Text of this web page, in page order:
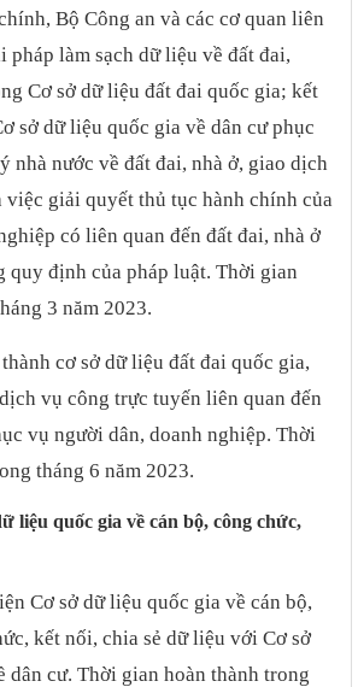
Bộ Công an và các cơ quan liên
pháp làm sạch dữ liệu về đất đai,
Cơ sở dữ liệu đất đai quốc gia; kết
sở dữ liệu quốc gia về dân cư phục
nhà nước về đất đai, nhà ở, giao dịch
giải quyết thủ tục hành chính của
có liên quan đến đất đai, nhà ở
quy định của pháp luật. Thời gian
3 năm 2023.
cơ sở dữ liệu đất đai quốc gia,
vụ công trực tuyến liên quan đến
vụ người dân, doanh nghiệp. Thời
tháng 6 năm 2023.
liệu quốc gia về cán bộ, công chức,
Cơ sở dữ liệu quốc gia về cán bộ,
kết nối, chia sẻ dữ liệu với Cơ sở
dân cư. Thời gian hoàn thành trong